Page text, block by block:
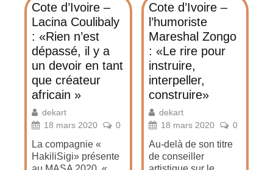
Cote d’Ivoire –
Lacina Coulibaly
: «Rien n’est
dépassé, il y a
un devoir en tant
que créateur
africain »
dekart
18 mars 2020
0
La compagnie «
HakiliSigi» présente
Cote d’Ivoire –
l’humoriste
Mareshal Zongo
: «Le rire pour
instruire,
interpeller,
construire»
dekart
18 mars 2020
0
Au-delà de son titre
de conseiller